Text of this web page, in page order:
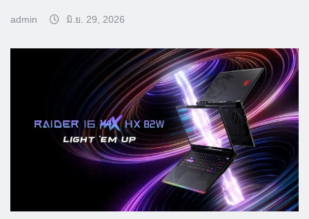
admin มิ.ย. 29, 2026